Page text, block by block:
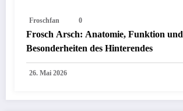
Froschfan 0
Frosch Arsch: Anatomie, Funktion und
Besonderheiten des Hinterendes
26. Mai 2026